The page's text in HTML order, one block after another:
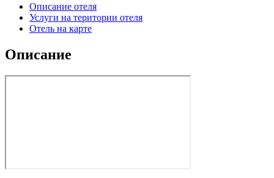
Описание отеля
Услуги на територии отеля
Отель на карте
Описание